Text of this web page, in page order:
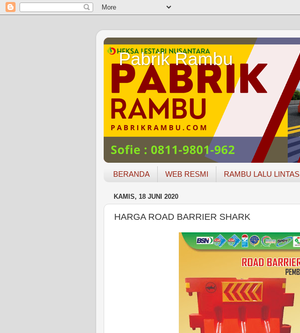
Pabrik Rambu
BERANDA WEB RESMI RAMBU LALU LINTAS
KAMIS, 18 JUNI 2020
HARGA ROAD BARRIER SHARK